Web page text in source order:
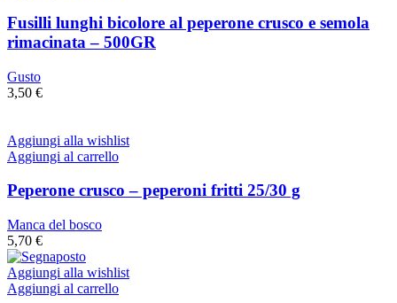
Fusilli lunghi bicolore al peperone crusco e semola
rimacinata – 500GR
Gusto
3,50 €
Aggiungi alla wishlist
Aggiungi al carrello
Peperone crusco – peperoni fritti 25/30 g
Manca del bosco
5,70 €
Aggiungi alla wishlist
Aggiungi al carrello